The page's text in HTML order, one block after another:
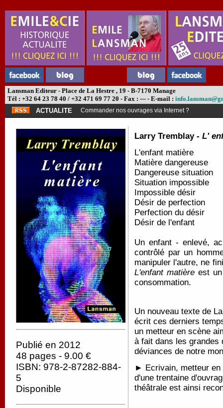
Lansman Editeur - Place de La Hestre , 19 - B-7170 Manage
Tél : +32 64 23 78 40 / +32 471 69 77 20 - Fax : --- - E-mail :
ACTUALITE
Commander nos ouvrages via Internet ?
Publié en 2012
48 pages - 9.00 €
ISBN: 978-2-87282-884-
5
Disponible
Larry Tremblay - L'
L'enfant matière
Matière dangereuse
Dangereuse situation
Situation impossible
Impossible désir
Désir de perfection
Perfection du désir
Désir de l'enfant
Un enfant - enlevé,
contrôlé par un
manipuler l'autre, ne
L'enfant matièreest
consommation.
Un nouveau texte de
écrit ces derniers
un metteur en scène
à fait dans les grandes
déviances de notre
► Ecrivain, metteur en
d'une trentaine
théâtrale est ainsi